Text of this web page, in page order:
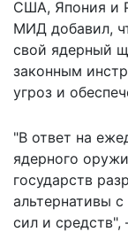
США, Япония и
МИД добавил,
свой ядерный
законным
угроз и
"В ответ на
ядерного
государств
альтернативы
сил и